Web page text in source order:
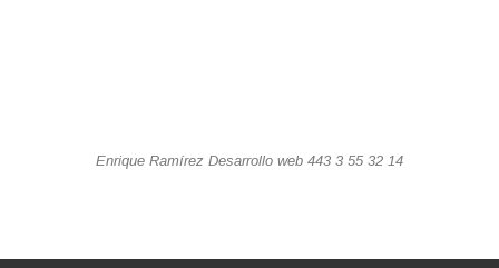
Enrique Ramírez Desarrollo web 443 3 55 32 14